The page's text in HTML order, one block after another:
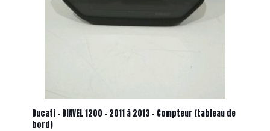
Ducati – DIAVEL 1200 – 2011 à 2013 – Compteur (tableau de
bord)